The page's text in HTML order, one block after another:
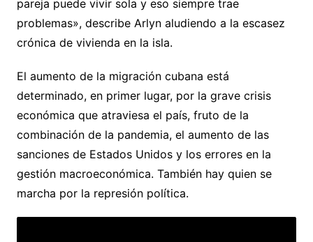
pareja puede vivir sola y eso siempre trae
problemas», describe Arlyn aludiendo a la escasez
crónica de vivienda en la isla.
El aumento de la migración cubana está
determinado, en primer lugar, por la grave crisis
económica que atraviesa el país, fruto de la
combinación de la pandemia, el aumento de las
sanciones de Estados Unidos y los errores en la
gestión macroeconómica. También hay quien se
marcha por la represión política.